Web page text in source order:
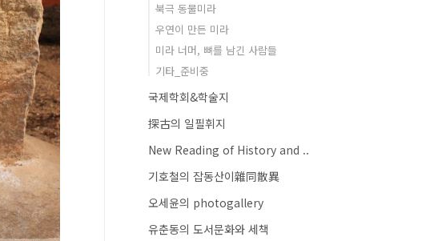
북극 동물미라
우연이 만든 미라
미라 너머, 뼈를 남긴 사람들
기타_준비중
국제학회&학술지
探古의 일필휘지
New Reading of History and ..
기호철의 잡동산이雜同散異
오세윤의 photogallery
유춘동의 도서문화와 세책